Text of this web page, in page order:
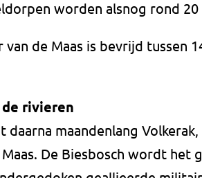
worden alsnog rond
de Maas is bevrijd tussen
rivieren
maandenlang
Maas. De Biesbosch wordt